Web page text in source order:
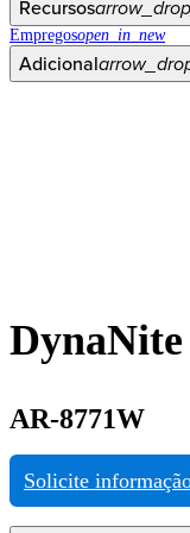
Recursos
Empregosopen_in_new
Adicional
AR-8771W
Solicite